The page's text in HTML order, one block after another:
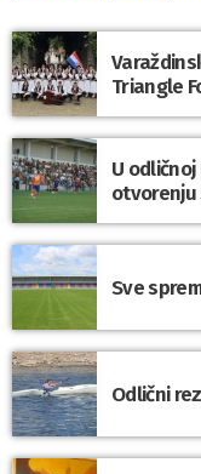
Triangle
U
otvorenju
Sve
Odlični